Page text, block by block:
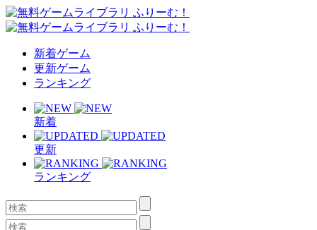
新着ゲーム
更新ゲーム
ランキング
新着
更新
ランキング